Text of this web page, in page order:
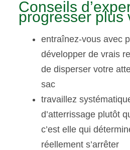
Conseils
progresser plus
entraînez-vous avec
développer de vrais
de disperser votre
sac
travaillez
d’atterrissage plutôt
c’est elle qui
réellement s’arrêter